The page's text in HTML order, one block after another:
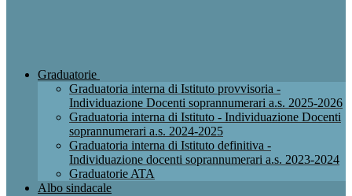
Graduatorie
Graduatoria interna di Istituto provvisoria -
Individuazione Docenti soprannumerari a.s. 2025-2026
Graduatoria interna di Istituto - Individuazione Docenti
soprannumerari a.s. 2024-2025
Graduatoria interna di Istituto definitiva -
Individuazione docenti soprannumerari a.s. 2023-2024
Graduatorie ATA
Albo sindacale